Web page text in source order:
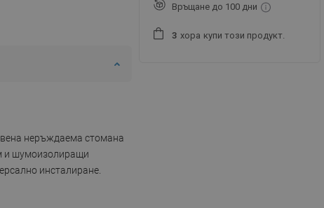
неръждаема стомана
и шумоизолиращи
инсталиране.
Връщане до 100 дни
3 хора купи този продукт.